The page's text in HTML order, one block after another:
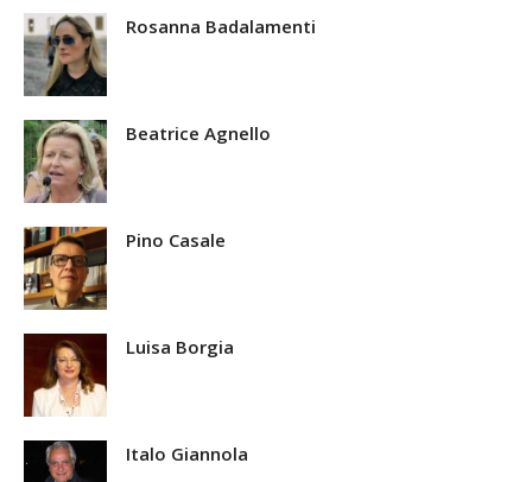
Rosanna Badalamenti
Beatrice Agnello
Pino Casale
Luisa Borgia
Italo Giannola